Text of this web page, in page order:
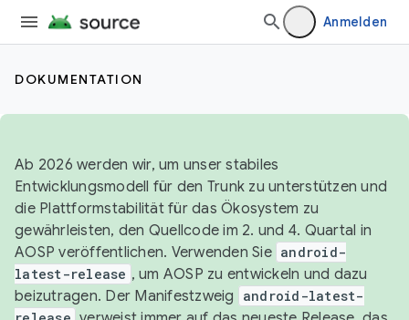
Anmelden
DOKUMENTATION
Ab 2026 werden wir, um unser stabiles
Entwicklungsmodell für den Trunk zu unterstützen und
die Plattformstabilität für das Ökosystem zu
gewährleisten, den Quellcode im 2. und 4. Quartal in
AOSP veröffentlichen. Verwenden Sie android-
latest-release , um AOSP zu entwickeln und dazu
beizutragen. Der Manifestzweig
android-latest-